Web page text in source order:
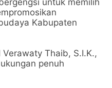
Kabupaten
Thaib, S.I.K.,
penuh